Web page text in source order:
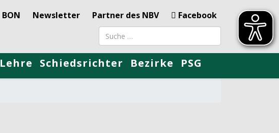
BON Newsletter Partner des NBV
Facebook
Suchbegriff
Lehre Schiedsrichter Bezirke PSG